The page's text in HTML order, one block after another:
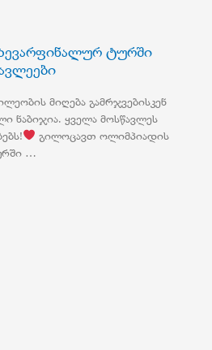
ტურში
მიღება გამრჯვებისკენ
ნაბიჯია. ყველა მოსწავლეს
გილოცავთ ოლიმპიადის
…